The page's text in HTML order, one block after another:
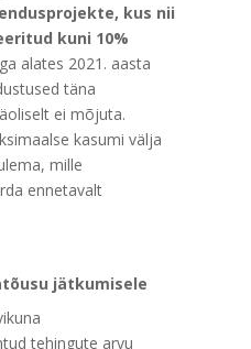
kus nii
kuni 10%
alates 2021. aasta
täna
ei mõjuta.
kasumi välja
mille
ennetavalt
jätkumisele
tehingute arvu